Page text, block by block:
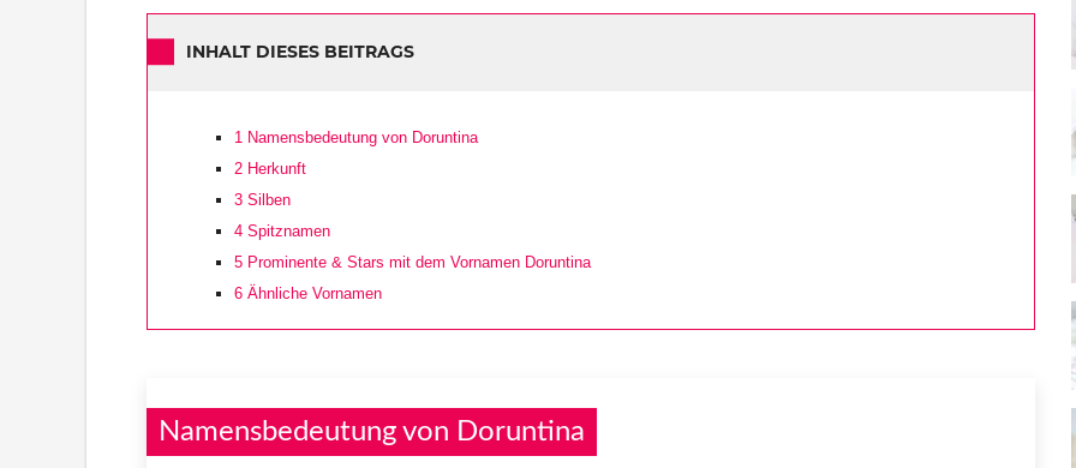
INHALT DIESES BEITRAGS
1 Namensbedeutung von Doruntina
2 Herkunft
3 Silben
4 Spitznamen
5 Prominente & Stars mit dem Vornamen Doruntina
6 Ähnliche Vornamen
Namensbedeutung von Doruntina